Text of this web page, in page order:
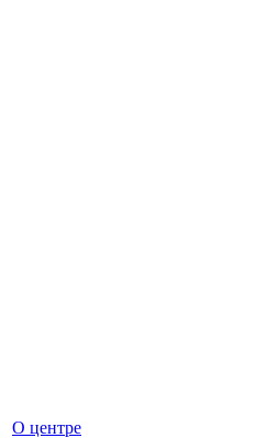
О центре